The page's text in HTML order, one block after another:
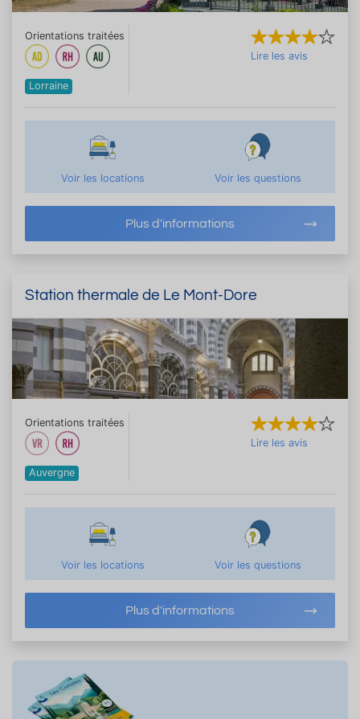
Orientations traitées
Lorraine
Lire les avis
Voir les locations Voir les questions
Plus d'informations
Station thermale de Le Mont-Dore
Orientations traitées
Auvergne
Lire les avis
Voir les locations Voir les questions
Plus d'informations